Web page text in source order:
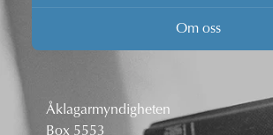
Om oss
Åklagarmyndigheten
Box 5553